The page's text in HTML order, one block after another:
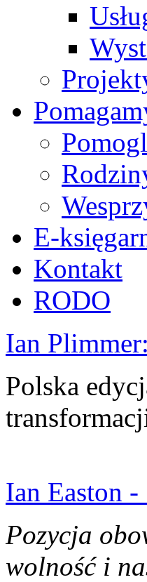
E-
Kontakt
RODO
Ian
Polska
Ian Easton
Pozycja
wolność i